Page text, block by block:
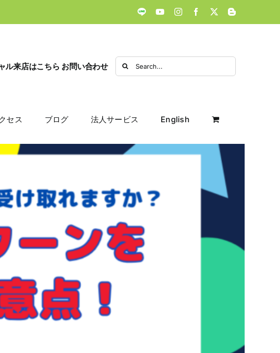
LINE YouTubeInstagramFacebook
X Blogger
ル来店はこちら お問い合わせ
Search
for:
セス ブログ 法人サービス English